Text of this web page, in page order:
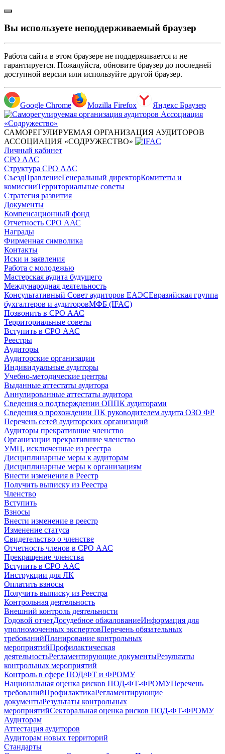
Вы используете неподдерживаемый браузер
Работа сайта в этом браузере не поддерживается и не
гарантируется. Пожалуйста, обновите браузер до последней
доступной версии или используйте другой браузер.
Google Chrome Mozilla Firefox Яндекс Браузер
САМОРЕГУЛИРУЕМАЯ ОРГАНИЗАЦИЯ АУДИТОРОВ
АССОЦИАЦИЯ «СОДРУЖЕСТВО»
Личный кабинет
СРО ААС
Структура СРО ААС
СъездПравлениеГенеральный директорКомитеты и
комиссииТерриториальные советы
Стратегия развития
Документы
Компенсационный фонд
Отчетность СРО ААС
Награды
Фирменная символика
Контакты
Иски и заявления
Работа с молодежью
Мастерская аудита будущего
Международная деятельность
Консультативный Совет аудиторов ЕАЭСЕвразийская группа
бухгалтеров и аудиторовМФБ (IFAC)
Позвонить в СРО ААС
Территориальные советы
Вступить в СРО ААС
Реестры
Аудиторы
Аудиторские организации
Индивидуальные аудиторы
Учебно-методические центры
Выданные аттестаты аудитора
Аннулированные аттестаты аудитора
Сведения о подтверждении ОППК аудиторами
Сведения о прохождении ПК руководителем аудита ОЗО ФР
Перечень сетей аудиторских организаций
Аудиторы прекратившие членство
Организации прекратившие членство
УМЦ, исключенные из реестра
Дисциплинарные меры к аудиторам
Дисциплинарные меры к организациям
Внести изменения в Реестр
Получить выписку из Реестра
Членство
Вступить
Взносы
Внести изменение в реестр
Изменение статуса
Свидетельство о членстве
Отчетность членов в СРО ААС
Прекращение членства
Вступить в СРО ААС
Инструкции для ЛК
Оплатить взносы
Получить выписку из Реестра
Контрольная деятельность
Внешний контроль деятельности
Годовой отчетДосудебное обжалованиеИнформация для
уполномоченных экспертовПеречень обязательных
требованийПланирование контрольных
мероприятийПрофилактическая
деятельностьРегламентирующие документыРезультаты
контрольных мероприятий
Контроль в сфере ПОД/ФТ и ФРОМУ
Национальная оценка рисков ПОД-ФТ-ФРОМУПеречень
требованийПрофилактикаРегламентирующие
документыРезультаты контрольных
мероприятийСекторальная оценка рисков ПОД-ФТ-ФРОМУ
Аудиторам
Аттестация аудиторов
Аудиторам новых территорий
Стандарты